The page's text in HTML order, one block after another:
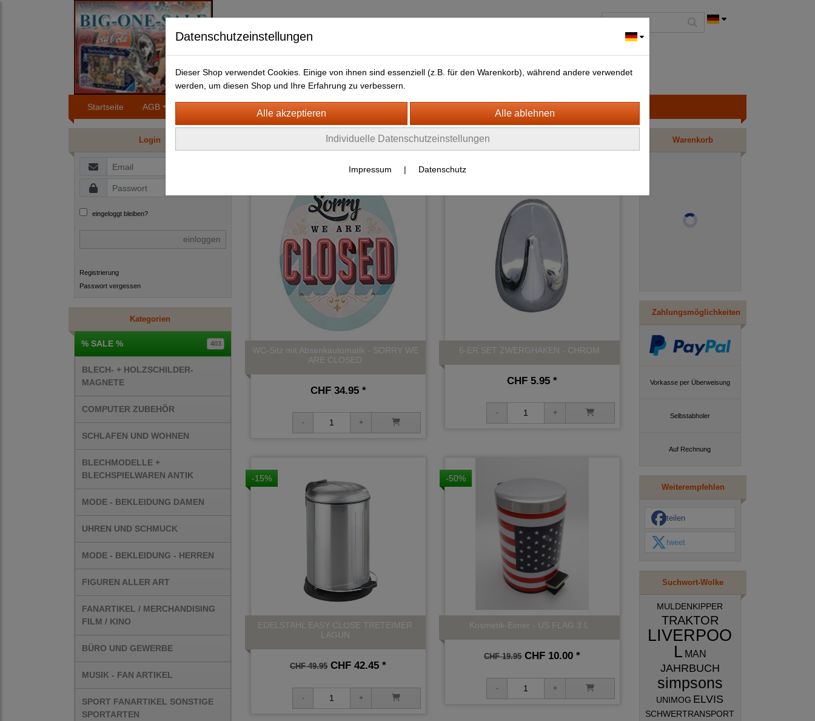
Startseite AGB Kontakt LIEFERFRISTEN ANFAHRTSWEG-GOOGLE MAP
Login
eingeloggt bleiben?
einloggen
Registrierung
Passwort vergessen
Kategorien
% SALE % 403
BLECH- + HOLZSCHILDER-
MAGNETE
COMPUTER ZUBEHÖR
SCHLAFEN UND WOHNEN
BLECHMODELLE +
BLECHSPIELWAREN ANTIK
MODE - BEKLEIDUNG DAMEN
UHREN UND SCHMUCK
MODE - BEKLEIDUNG - HERREN
FIGUREN ALLER ART
FANARTIKEL / MERCHANDISING
FILM / KINO
BÜRO UND GEWERBE
MUSIK - FAN ARTIKEL
SPORT FANARTIKEL SONSTIGE
SPORTARTEN
HAUSHALT UND KÜCHE
Badezimmer & WC Artikel(16)
WC-Sitz mit Absenkautomatik - SORRY WE
ARE CLOSED
CHF 34.95 *
6-ER SET ZWERGHAKEN - CHROM
CHF 5.95 *
-15%
EDELSTAHL EASY CLOSE TRETEIMER
LAGUN
CHF 49.95CHF 42.45 *
-50%
Kosmetik-Eimer - US FLAG 3 L
CHF 19.95 CHF 10.00 *
Warenkorb
Zahlungsmöglichkeiten
Vorkasse per Überweisung
Selbstabholer
Auf Rechnung
Weiterempfehlen
teilen
tweet
Suchwort-Wolke
MULDENKIPPER
TRAKTOR
LIVERPOO
L MAN
JAHRBUCH
simpsons
UNIMOG ELVIS
SCHWERTRANSPORT
Datenschutzeinstellungen
Dieser Shop verwendet Cookies. Einige von ihnen sind essenziell (z.B. für den Warenkorb), während andere verwendet
werden, um diesen Shop und Ihre Erfahrung zu verbessern.
Individuelle Datenschutzeinstellungen
Impressum | Datenschutz